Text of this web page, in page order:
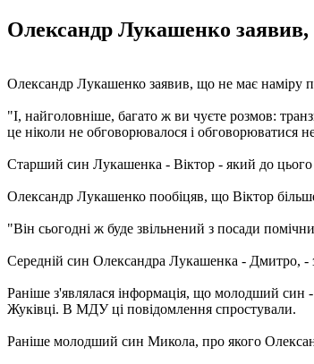
Олександр Лукашенко заявив,
Олександр Лукашенко заявив, що не має наміру
"І, найголовніше, багато ж ви чуєте розмов:
це ніколи не обговорювалося і
Старший син Лукашенка - Віктор - який до цього
Олександр Лукашенко пообіцяв, що Віктор
"Він сьогодні ж буде звільнений з посади
Середній син Олександра Лукашенка - Дмитро, -
Раніше з'являлася інформація, що молодший
Жуківці. В МДУ ці повідомлення спростували.
Раніше молодший син Микола, про якого